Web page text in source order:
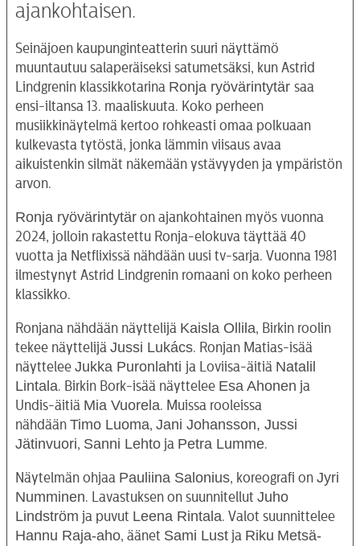
ajankohtaisen.
Seinäjoen kaupunginteatterin suuri näyttämö
muuntautuu salaperäiseksi satumetsäksi, kun Astrid
Lindgrenin klassikkotarina Ronja ryövärintytär saa
ensi-iltansa 13. maaliskuuta. Koko perheen
musiikkinäytelmä kertoo rohkeasti omaa polkuaan
kulkevasta tytöstä, jonka lämmin viisaus avaa
aikuistenkin silmät näkemään ystävyyden ja ympäristön
arvon.
Ronja ryövärintytär on ajankohtainen myös vuonna
2024, jolloin rakastettu Ronja-elokuva täyttää 40
vuotta ja Netflixissä nähdään uusi tv-sarja. Vuonna 1981
ilmestynyt Astrid Lindgrenin romaani on koko perheen
klassikko.
Ronjana nähdään näyttelijä Kaisla Ollila, Birkin roolin
tekee näyttelijä Jussi Lukács. Ronjan Matias-isää
näyttelee Jukka Puronlahti ja Loviisa-äitiä Natalil
Lintala. Birkin Bork-isää näyttelee Esa Ahonen ja
Undis-äitiä Mia Vuorela. Muissa rooleissa
nähdään Timo Luoma, Jani Johansson, Jussi
Jätinvuori, Sanni Lehto ja Petra Lumme.
Näytelmän ohjaa Pauliina Salonius, koreografi on Jyri
Numminen. Lavastuksen on suunnitellut Juho
Lindström ja puvut Leena Rintala. Valot suunnittelee
Hannu Raja-aho, äänet Sami Lust ja Riku Metsä-